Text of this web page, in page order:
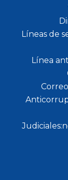
Líneas de
Línea